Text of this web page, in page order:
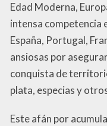
Edad Moderna,
intensa competencia
España, Portugal,
ansiosas por
conquista de
plata, especias y
Este afán por